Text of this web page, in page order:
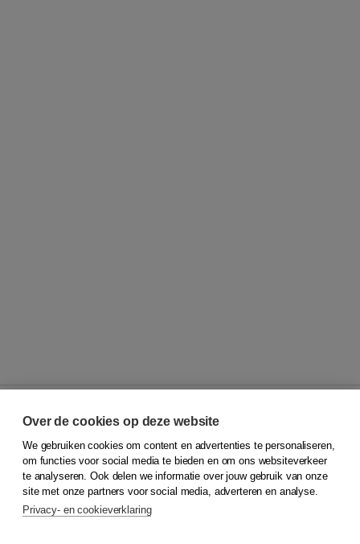
© 2026Koninklijke Boom uitgevers
Klantenservice
Service & informatie
Contact
Over de cookies op deze website
We gebruiken cookies om content en advertenties te personaliseren,
om functies voor social media te bieden en om ons websiteverkeer
te analyseren. Ook delen we informatie over jouw gebruik van onze
site met onze partners voor social media, adverteren en analyse.
Privacy- en cookieverklaring